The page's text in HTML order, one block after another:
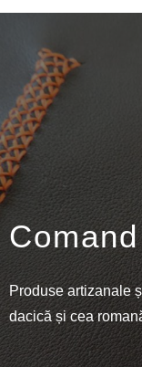
Produse artizanale
dacică și cea